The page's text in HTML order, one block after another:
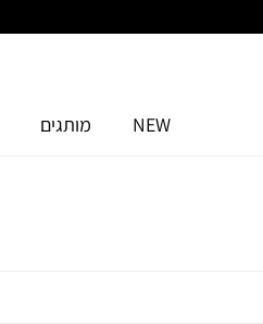
NEW מותגים